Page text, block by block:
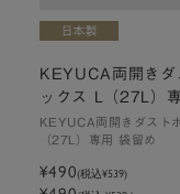
KEYUCA両開きダ
ックス L（27L）
留め 替えパーツ
KEYUCA両開きダスト
（27L）専用 袋留め
¥490(税込¥539)